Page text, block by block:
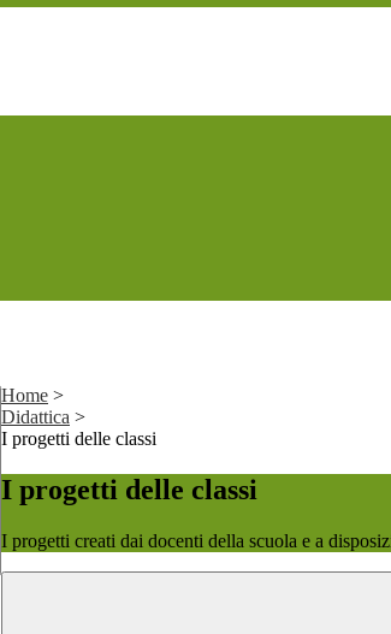
Home >
Didattica >
I progetti delle classi
I progetti delle classi
I progetti creati dai docenti della scuola e a